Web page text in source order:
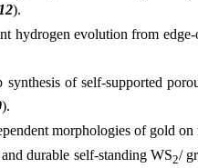
).
hydrogen evolution from
of self-supported
).
morphologies of gold on
durable self-standing WS2/